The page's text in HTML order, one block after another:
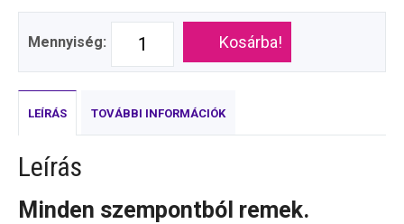
Mennyiség: Kosárba!
LEÍRÁS TOVÁBBI INFORMÁCIÓK
Leírás
Minden szempontból remek.